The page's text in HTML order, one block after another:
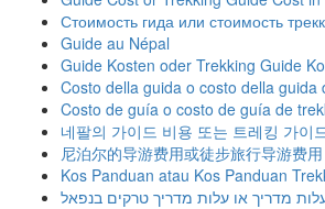
Стоимость гида или стоимость
Guide au Népal
Guide Kosten oder Trekking Guide
Costo della guida o costo della guida
Costo de guía o costo de guía de
네팔의 가이드 비용 또는 트레킹 가이
尼泊尔的导游费用或徒步旅行导游费用
Kos Panduan atau Kos Panduan
מדריך או עלות מדריך טרקים בנפאל